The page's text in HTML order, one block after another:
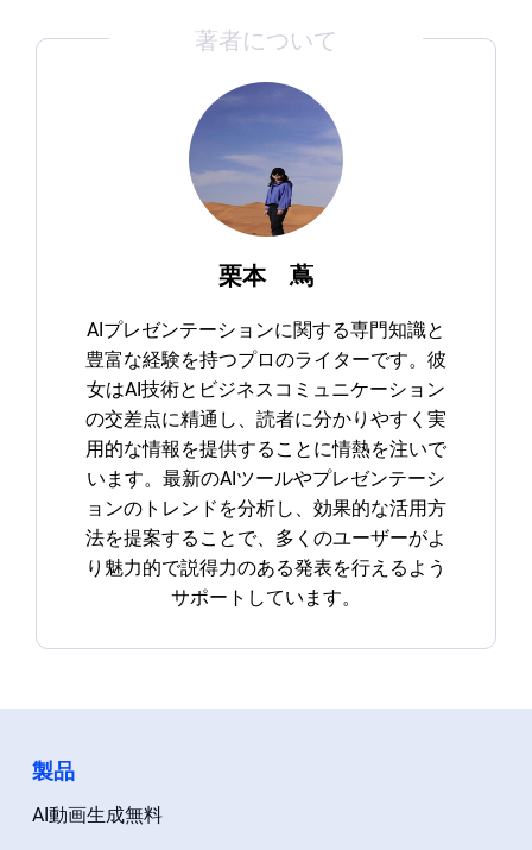
著者について
栗本 蔦
AIプレゼンテーションに関する専門知識と
豊富な経験を持つプロのライターです。彼
女はAI技術とビジネスコミュニケーション
の交差点に精通し、読者に分かりやすく実
用的な情報を提供することに情熱を注いで
います。最新のAIツールやプレゼンテーシ
ョンのトレンドを分析し、効果的な活用方
法を提案することで、多くのユーザーがよ
り魅力的で説得力のある発表を行えるよう
サポートしています。
製品
AI動画生成無料